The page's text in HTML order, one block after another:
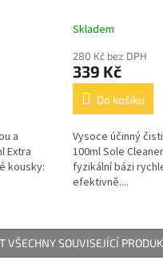
a
Extra
kousky:
Skladem
280 Kč bez DPH
339 Kč
Do košíku
Vysoce účinný
100ml Sole
fyzikální bázi
efektivně....
VŠECHNY SOUVISEJÍCÍ